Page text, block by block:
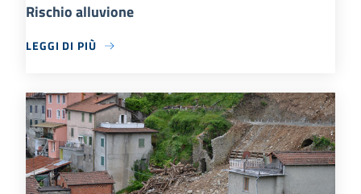
Rischio alluvione
LEGGI DI PIÙ